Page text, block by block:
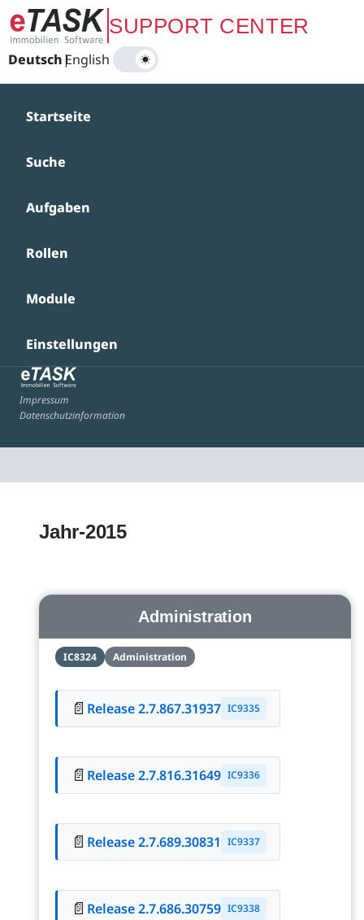
Zum Hauptinhalt springenSUPPORT CENTER
Deutsch|
English
Startseite
Suche
Aufgaben
Rollen
Module
Einstellungen
Impressum
Datenschutzinformation
Jahr-2015
Administration
IC8324 Administration
📄 Release 2.7.867.31937 IC9335
📄 Release 2.7.816.31649 IC9336
📄 Release 2.7.689.30831 IC9337
📄 Release 2.7.686.30759 IC9338